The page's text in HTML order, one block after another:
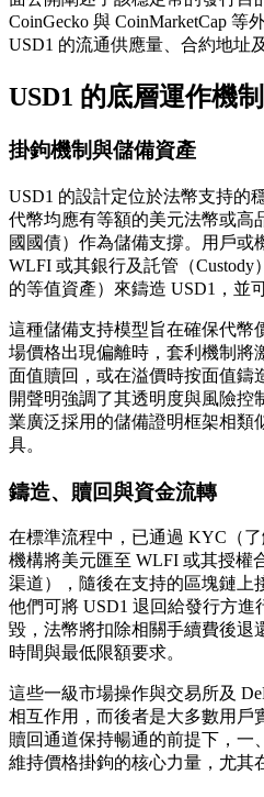
CoinGecko 與 CoinMarketCap
USD1 的流通供應量、合約地址
USD1 的底層運作機制
掛鉤機制與儲備資產
USD1 的設計定位於法幣支持的
代幣均應有等額的美元法幣或高
國國債）作為儲備支撐。用戶或
WLFI 或其銀行及託管（
的等值資產）來鑄造 USD1，並
這種儲備支持模型旨在確保代幣
場價格出現偏離時，套利機制將
面值贖回，或在溢價時按面值鑄
開聲明強調了其透明度與風險控
業廣泛採用的儲備證明框架相類
具。
鑄造、贖回與資金流轉
在標準流程中，已通過 KYC（
機構將美元匯至 WLFI 或其授權
渠道），隨後在支持的區塊鏈上
他們可將 USD1 退回給發行方進
毀，法幣將扣除相關手續費後退
時間與最低限額要求。
這些一級市場操作與交易所及
相互作用，而後者是大多數用戶
贖回通道保持暢通的前提下，一
維持價格掛鉤的核心力量，尤其